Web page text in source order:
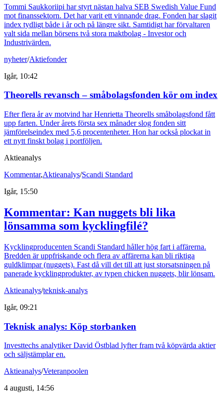
Tommi Saukkoriipi har styrt nästan halva SEB Swedish Value Fund
mot finanssektorn. Det har varit ett vinnande drag. Fonden har slagit
index tydligt både i år och på längre sikt. Samtidigt har förvaltaren
valt sida mellan börsens två stora maktbolag - Investor och
Industrivärden.
nyheter/Aktiefonder
Igår, 10:42
Theorells revansch – småbolagsfonden kör om index
Efter flera år av motvind har Henrietta Theorells småbolagsfond fått
upp farten. Under årets första sex månader slog fonden sitt
jämförelseindex med 5,6 procentenheter. Hon har också plockat in
ett nytt finskt bolag i portföljen.
Aktieanalys
Kommentar,Aktieanalys/Scandi Standard
Igår, 15:50
Kommentar: Kan nuggets bli lika
lönsamma som kycklingfilé?
Kycklingproducenten Scandi Standard håller hög fart i affärerna.
Bredden är uppfriskande och flera av affärerna kan bli riktiga
guldklimpar (nuggets). Fast då vill det till att just storsatsningen på
panerade kycklingprodukter, av typen chicken nuggets, blir lönsam.
Aktieanalys/teknisk-analys
Igår, 09:21
Teknisk analys: Köp storbanken
Investtechs analytiker David Östblad lyfter fram två köpvärda aktier
och säljstämplar en.
Aktieanalys/Veteranpoolen
4 augusti, 14:56